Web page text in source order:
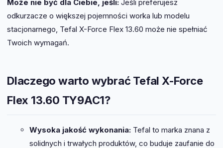
Może nie być dla Ciebie, jeśli: Jeśli preferujesz
odkurzacze o większej pojemności worka lub modelu
stacjonarnego, Tefal X-Force Flex 13.60 może nie spełniać
Twoich wymagań.
Dlaczego warto wybrać Tefal X-Force
Flex 13.60 TY9AC1?
Wysoka jakość wykonania: Tefal to marka znana z
solidnych i trwałych produktów, co buduje zaufanie do